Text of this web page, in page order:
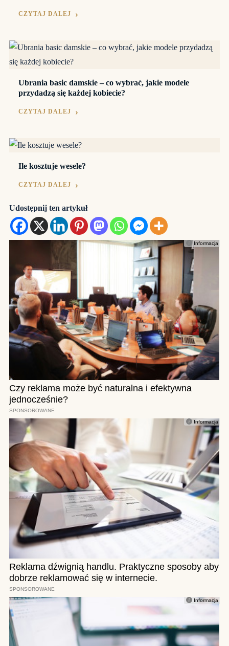
CZYTAJ DALEJ
Ubrania basic damskie – co wybrać, jakie modele
przydadzą się każdej kobiecie?
CZYTAJ DALEJ
Ile kosztuje wesele?
CZYTAJ DALEJ
Udostępnij ten artykuł